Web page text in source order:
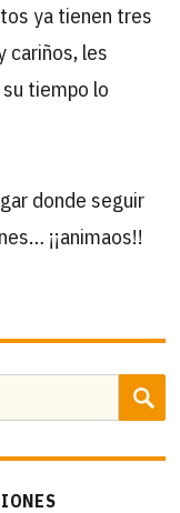
ya tienen tres
cariños, les
tiempo lo
donde seguir
¡¡animaos!!